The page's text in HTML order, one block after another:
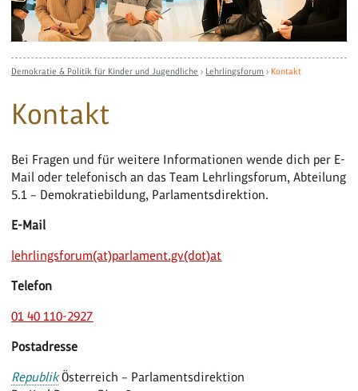
Demokratie & Politik für Kinder und Jugendliche › Lehrlingsforum › Kontakt
Kontakt
Bei Fragen und für weitere Informationen wende dich per E-
Mail oder telefonisch an das Team Lehrlingsforum, Abteilung
5.1 – Demokratiebildung, Parlamentsdirektion.
E-Mail
lehrlingsforum(at)parlament.gv(dot)at
Telefon
01 40 110-2927
Postadresse
RepublikÖsterreich – Parlamentsdirektion